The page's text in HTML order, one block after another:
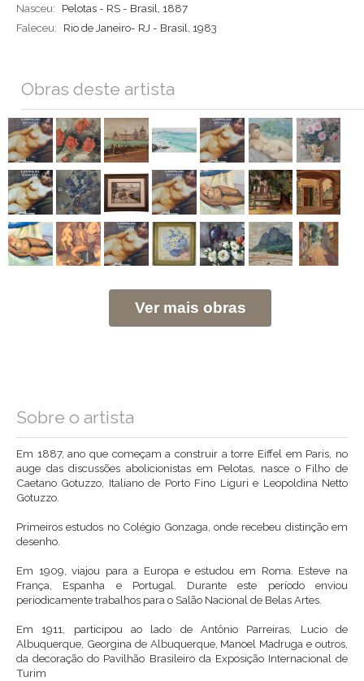
Nasceu:
Pelotas - RS - Brasil, 1887
Faleceu:
Rio de Janeiro- RJ - Brasil, 1983
Obras deste artista
Ver mais obras
Sobre o artista
Em 1887, ano que começam a construir a torre Eiffel em Paris, no
auge das discussões abolicionistas em Pelotas, nasce o Filho de
Caetano Gotuzzo, Italiano de Porto Fino Liguri e Leopoldina Netto
Gotuzzo.
Primeiros estudos no Colégio Gonzaga, onde recebeu distinção em
desenho.
Em 1909, viajou para a Europa e estudou em Roma. Esteve na
França, Espanha e Portugal. Durante este período enviou
periodicamente trabalhos para o Salão Nacional de Belas Artes.
Em 1911, participou ao lado de Antônio Parreiras, Lucio de
Albuquerque, Georgina de Albuquerque, Manoel Madruga e outros,
da decoração do Pavilhão Brasileiro da Exposição Internacional de
Turim